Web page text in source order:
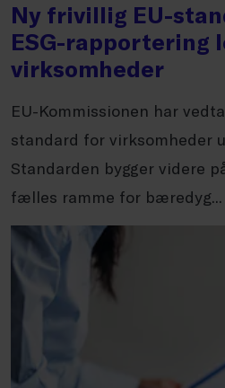
Ny frivillig EU-
ESG-rapportering
virksomheder
EU-Kommissionen har
standard for virksomheder
Standarden bygger videre
fælles ramme for bæredyg...